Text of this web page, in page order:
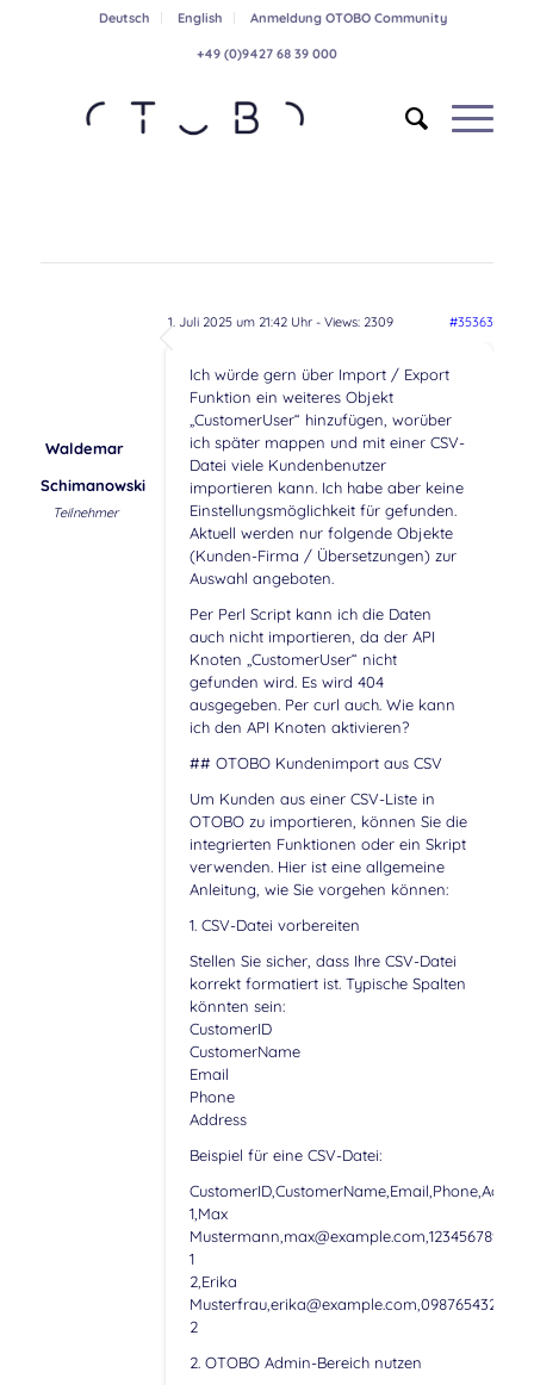
Deutsch English Anmeldung OTOBO Community
+49 (0)9427 68 39 000
1. Juli 2025 um 21:42 Uhr- Views: 2309 #35363
Waldemar
Schimanowski
Teilnehmer
Ich würde gern über Import / Export
Funktion ein weiteres Objekt
„CustomerUser“ hinzufügen, worüber
ich später mappen und mit einer CSV-
Datei viele Kundenbenutzer
importieren kann. Ich habe aber keine
Einstellungsmöglichkeit für gefunden.
Aktuell werden nur folgende Objekte
(Kunden-Firma / Übersetzungen) zur
Auswahl angeboten.
Per Perl Script kann ich die Daten
auch nicht importieren, da der API
Knoten „CustomerUser“ nicht
gefunden wird. Es wird 404
ausgegeben. Per curl auch. Wie kann
ich den API Knoten aktivieren?
## OTOBO Kundenimport aus CSV
Um Kunden aus einer CSV-Liste in
OTOBO zu importieren, können Sie die
integrierten Funktionen oder ein Skript
verwenden. Hier ist eine allgemeine
Anleitung, wie Sie vorgehen können:
1. CSV-Datei vorbereiten
Stellen Sie sicher, dass Ihre CSV-Datei
korrekt formatiert ist. Typische Spalten
könnten sein:
CustomerID
CustomerName
Email
Phone
Address
Beispiel für eine CSV-Datei:
1,Max
1
2,Erika
2
2. OTOBO Admin-Bereich nutzen